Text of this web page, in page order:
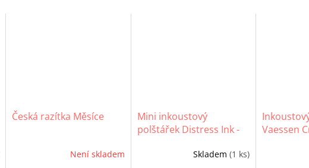
Česká razítka Měsíce
Není skladem
Mini inkoustový
polštářek Distress Ink -
Skladem(1 ks)
Vaessen